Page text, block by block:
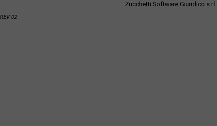
Zucchetti Software Giuridico s.r.l.
REV 02